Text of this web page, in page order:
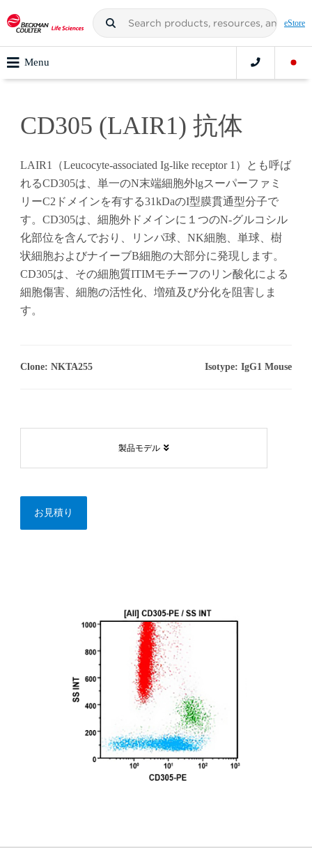
eStore
Menu
CD305 (LAIR1) 抗体
LAIR1（Leucocyte-associated Ig-like receptor 1）とも呼ば
れるCD305は、単一のN末端細胞外lgスーパーファミ
リーC2ドメインを有する31kDaのI型膜貫通型分子で
す。CD305は、細胞外ドメインに１つのN-グルコシル
化部位を含んでおり、リンパ球、NK細胞、単球、樹
状細胞およびナイーブB細胞の大部分に発現します。
CD305は、その細胞質ITIMモチーフのリン酸化による
細胞傷害、細胞の活性化、増殖及び分化を阻害しま
す。
Clone: NKTA255 Isotype: IgG1 Mouse
製品モデル
お見積り